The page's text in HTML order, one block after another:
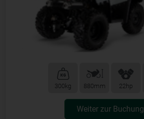
300kg 880mm 22hp
Weiter zur Buchung